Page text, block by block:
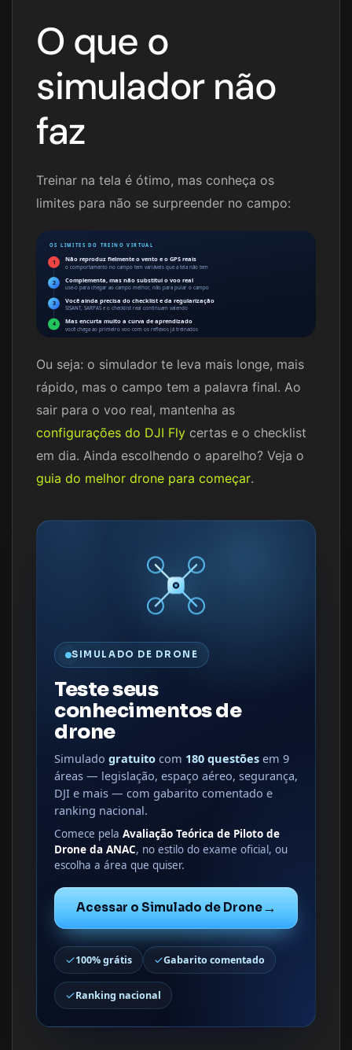
O que o
simulador não
faz
Treinar na tela é ótimo, mas conheça os
limites para não se surpreender no campo:
OS LIMITES DO TREINO VIRTUAL
1 Não reproduz fielmente o vento e o GPS reais
o comportamento no campo tem variáveis que a tela não tem
2 Complementa, mas não substitui o voo real
use-o para chegar ao campo melhor, não para pular o campo
3 Você ainda precisa do checklist e da regularização
SISANT, SARPAS e o checklist real continuam valendo
4 Mas encurta muito a curva de aprendizado
você chega ao primeiro voo com os reflexos já treinados
Ou seja: o simulador te leva mais longe, mais
rápido, mas o campo tem a palavra final. Ao
sair para o voo real, mantenha as
configurações do DJI Fly certas e o checklist
em dia. Ainda escolhendo o aparelho? Veja o
guia do melhor drone para começar.
SIMULADO DE DRONE
Teste seus
conhecimentos de
drone
Simulado gratuito com 180 questões em 9
áreas — legislação, espaço aéreo, segurança,
DJI e mais — com gabarito comentado e
ranking nacional.
Comece pela Avaliação Teórica de Piloto de
Drone da ANAC, no estilo do exame oficial, ou
escolha a área que quiser.
Acessar o Simulado de Drone→
100% grátis Gabarito comentado
Ranking nacional